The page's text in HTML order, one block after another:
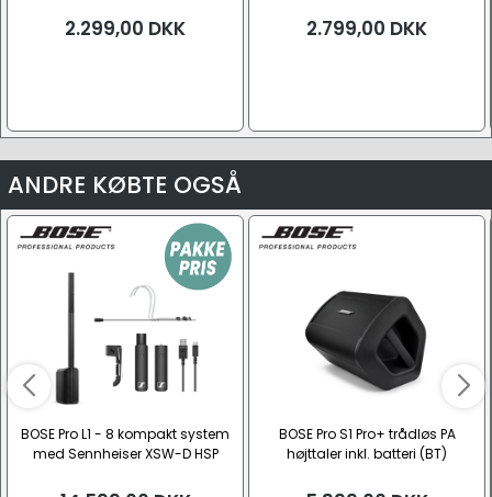
2.299,00 DKK 2.799,00 DKK
ANDRE KØBTE OGSÅ
BOSE Pro L1 - 8 kompakt system
med Sennheiser XSW-D HSP
BOSE Pro S1 Pro+ trådløs PA
højttaler inkl. batteri (BT)